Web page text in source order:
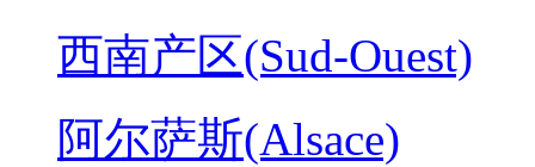
西南产区(Sud-Ouest)
阿尔萨斯(Alsace)